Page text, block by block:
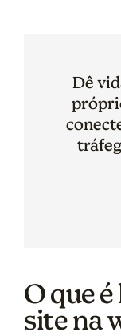
Dê
O que
site na